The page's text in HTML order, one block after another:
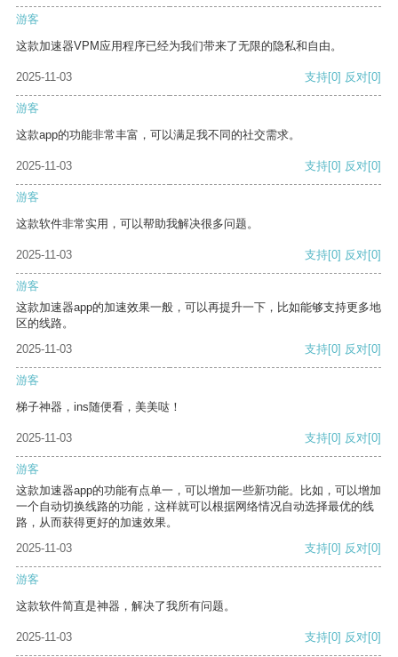
游客
这款加速器VPM应用程序已经为我们带来了无限的隐私和自由。
2025-11-03 支持[0] 反对[0]
游客
这款app的功能非常丰富，可以满足我不同的社交需求。
2025-11-03 支持[0] 反对[0]
游客
这款软件非常实用，可以帮助我解决很多问题。
2025-11-03 支持[0] 反对[0]
游客
这款加速器app的加速效果一般，可以再提升一下，比如能够支持更多地
区的线路。
2025-11-03
支持[0] 反对[0]
游客
梯子神器，ins随便看，美美哒！
2025-11-03 支持[0] 反对[0]
游客
这款加速器app的功能有点单一，可以增加一些新功能。比如，可以增加
一个自动切换线路的功能，这样就可以根据网络情况自动选择最优的线
路，从而获得更好的加速效果。
2025-11-03
支持[0] 反对[0]
游客
这款软件简直是神器，解决了我所有问题。
2025-11-03 支持[0] 反对[0]